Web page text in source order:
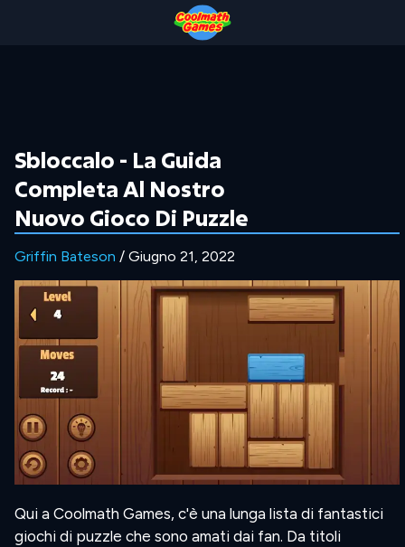
Sbloccalo - La Guida
Completa Al Nostro
Nuovo Gioco Di Puzzle
Griffin Bateson / Giugno 21, 2022
Qui a Coolmath Games, c'è una lunga lista di fantastici
giochi di puzzle che sono amati dai fan. Da titoli